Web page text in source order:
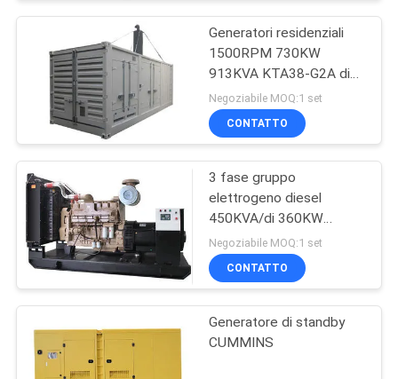
Generatori residenziali
1500RPM 730KW
913KVA KTA38-G2A di
CUMMINS a quattro
tempi
Negoziabile MOQ:1 set
CONTATTO
3 fase gruppo
elettrogeno diesel
450KVA/di 360KW
CUMMINS con il sistema
di controllo DSE6020
Negoziabile MOQ:1 set
CONTATTO
Generatore di standby
CUMMINS